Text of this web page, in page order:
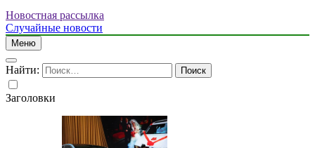
Новостная рассылка
Случайные новости
Меню
Найти:
Заголовки